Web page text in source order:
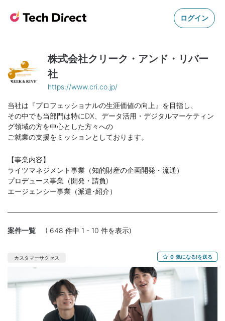
ログイン
株式会社クリーク・アンド・リバー
社
https://www.cri.co.jp/
当社は『プロフェッショナルの生涯価値の向上』を目指し、
その中でも当部門は特にDX、データ活用・デジタルマーケティン
グ領域の方を中心とした方々への
ご就業の支援をミッションとしております。
【事業内容】
ライツマネジメント事業（知的財産の企画開発・流通）
プロデュース事業（開発・請負)
エージェンシー事業（派遣･紹介）
案件一覧 ( 648 件中 1 - 10 件を表示)
カスタマーサクセス 0 気になる!を送る